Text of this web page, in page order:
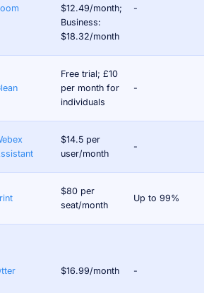
$12.49/month;
Business:
$18.32/month
-
Free trial; £10
per month for
individuals
-
$14.5 per
user/month
-
$80 per
seat/month
Up to 99%
$16.99/month -